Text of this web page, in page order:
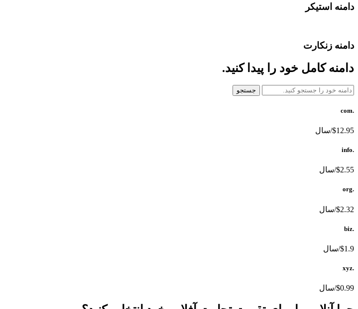
دامنه استیکر
دامنه زنکارت
دامنه کامل خود را پیدا کنید.
جستجو
.com
$12.95/سال
.info
$2.55/سال
.org
$2.32/سال
.biz
$1.9/سال
.xyz
$0.99/سال